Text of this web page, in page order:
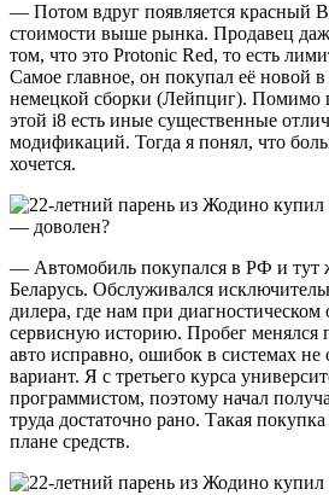
— Потом вдруг появляется красный
стоимости выше рынка. Продавец
том, что это Protonic Red, то есть
Самое главное, он покупал её новой
немецкой сборки (Лейпциг). Помимо
этой i8 есть иные существенные
модификаций. Тогда я понял, что
хочется.
— Автомобиль покупался в РФ и тут
Беларусь. Обслуживался
дилера, где нам при
сервисную историю. Пробег менялся
авто исправно, ошибок в системах
вариант. Я с третьего курса
программистом, поэтому начал
труда достаточно рано. Такая
плане средств.